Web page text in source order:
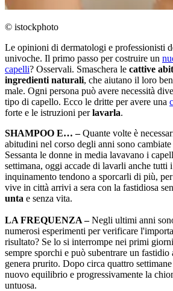
© istockphoto
Le opinioni di dermatologi e professionisti
univoche. Il primo passo per costruire un
capelli? Osservali. Smaschera le cattive
ingredienti naturali, che aiutano il loro
male. Ogni persona può avere necessità
tipo di capello. Ecco le dritte per avere una
forte e le istruzioni perlavarla.
SHAMPOO E… –Quante volte è
abitudini nel corso degli anni sono
Sessanta le donne in media lavavano i
settimana, oggi accade di lavarli anche tutti
inquinamento tendono a sporcarli di più,
vive in città arrivi a sera con la fastidiosa
unta e senza vita.
LA FREQUENZA –Negli ultimi anni
numerosi esperimenti per verificare
risultato? Se lo si interrompe nei primi
sempre sporchi e può subentrare un fastidio
genera prurito. Dopo circa quattro
nuovo equilibrio e progressivamente la
untuosa.